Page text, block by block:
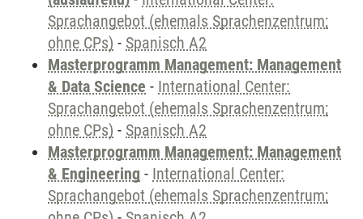
Sprachangebot (ehemals Sprachenzentrum;
ohne CPs) - Spanisch A2
Masterprogramm Management: Management
& Data Science - International Center:
Sprachangebot (ehemals Sprachenzentrum;
ohne CPs) - Spanisch A2
Masterprogramm Management: Management
& Engineering - International Center:
Sprachangebot (ehemals Sprachenzentrum;